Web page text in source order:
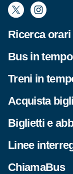
Ricerca orari
Bus in
Treni in
Acquista
Biglietti e
Linee
ChiamaBus